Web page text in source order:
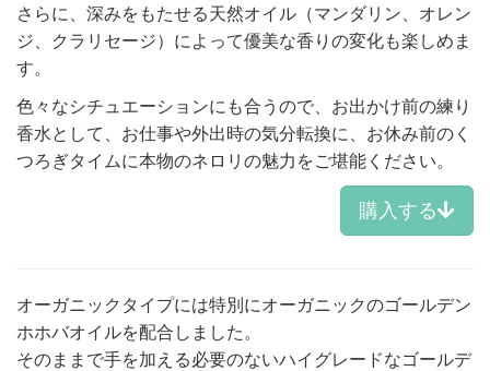
さらに、深みをもたせる天然オイル（マンダリン、オレン
ジ、クラリセージ）によって優美な香りの変化も楽しめま
す。
色々なシチュエーションにも合うので、お出かけ前の練り
香水として、お仕事や外出時の気分転換に、お休み前のく
つろぎタイムに本物のネロリの魅力をご堪能ください。
購入する
オーガニックタイプには特別にオーガニックのゴールデン
ホホバオイルを配合しました。
そのままで手を加える必要のないハイグレードなゴールデ